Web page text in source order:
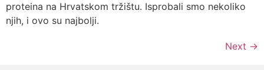
proteina na Hrvatskom tržištu. Isprobali smo nekoliko
njih, i ovo su najbolji.
Next →